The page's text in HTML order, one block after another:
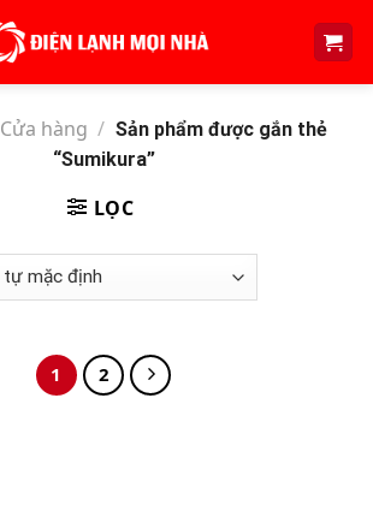
Cửa hàng / Sản phẩm được gắn thẻ
“Sumikura”
LỌC
1 2